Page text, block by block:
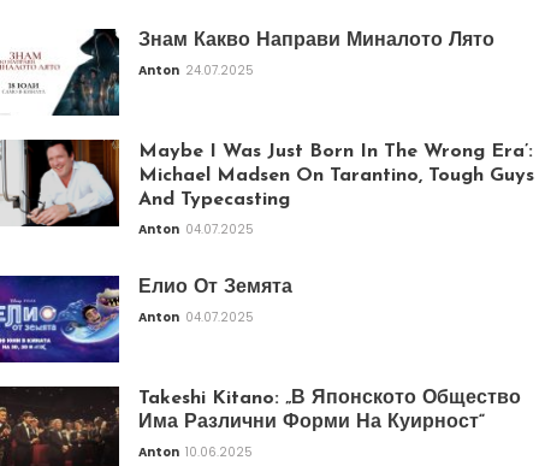
Знам Какво Направи Миналото Лято
Anton 24.07.2025
Maybe I Was Just Born In The Wrong Era’:
Michael Madsen On Tarantino, Tough Guys
And Typecasting
Anton 04.07.2025
Елио От Земята
Anton 04.07.2025
Takeshi Kitano: „В Японското Общество
Има Различни Форми На Куирност“
Anton 10.06.2025